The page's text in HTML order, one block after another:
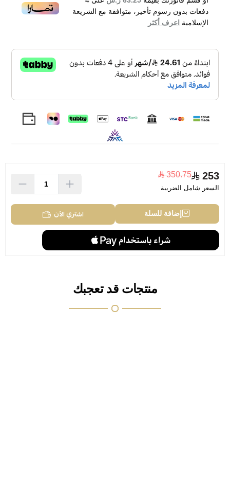
نبذة عن الماركة:
ذا وود كوليكشن هي علامة تجارية جديدة للعطور مستوحاة من
سرق الأضواء. صُنع أول إصدار لها في عام 2016، بينما أحدث
إصدار عام 2020.
دفعات بدون رسوم تأخير، متوافقة مع الشريعة
الإسلامية اعرف أكثر
253
350.75
السعر شامل الضريبة
إضافة للسلة اشتري الآن
منتجات قد تعجبك